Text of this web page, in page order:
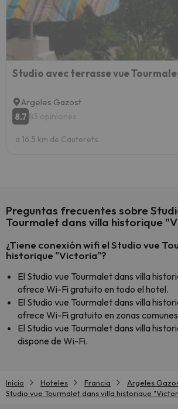
Argeles Gazost
8.7 83 opiniones
a 16.5 km de Cauterets
Preguntas frecuentes sobre
Tourmalet dans villa historique
¿Tiene conexión wifi el Studio vue
historique "Victoria"?
El Studio vue Tourmalet dans villa
ofrece Wi-Fi gratuito en todo el hotel.
El Studio vue Tourmalet dans villa
ofrece Wi-Fi gratuito en zonas
El Studio vue Tourmalet dans villa
dispone de Wi-Fi.
Inicio Hoteles Francia
Argeles
Studio vue Tourmalet dans villa historique